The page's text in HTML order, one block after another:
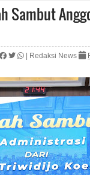
Sambut
Redaksi News